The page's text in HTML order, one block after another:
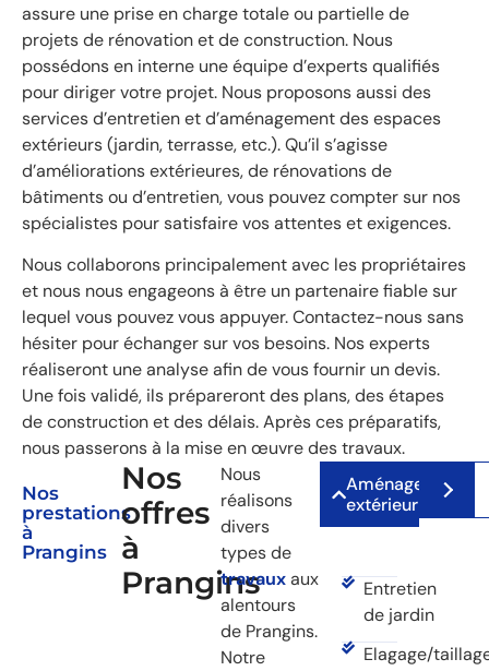
assure une prise en charge totale ou partielle de
projets de rénovation et de construction. Nous
possédons en interne une équipe d’experts qualifiés
pour diriger votre projet. Nous proposons aussi des
services d’entretien et d’aménagement des espaces
extérieurs (jardin, terrasse, etc.). Qu’il s’agisse
d’améliorations extérieures, de rénovations de
bâtiments ou d’entretien, vous pouvez compter sur nos
spécialistes pour satisfaire vos attentes et exigences.
Nous collaborons principalement avec les propriétaires
et nous nous engageons à être un partenaire fiable sur
lequel vous pouvez vous appuyer. Contactez-nous sans
hésiter pour échanger sur vos besoins. Nos experts
réaliseront une analyse afin de vous fournir un devis.
Une fois validé, ils prépareront des plans, des étapes
de construction et des délais. Après ces préparatifs,
nous passerons à la mise en œuvre des travaux.
Nos
prestations
à
Prangins
Nos
offres
à
Prangins
Nous
réalisons
divers
types de
travauxaux
alentours
de Prangins.
Notre
Aménagement
extérieur
Entretien
de jardin
Elagage/